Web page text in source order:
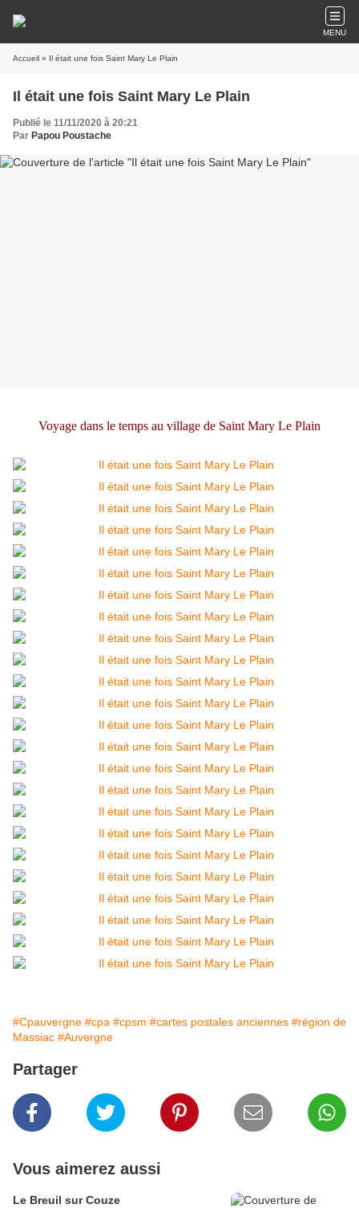
MENU
Accueil » Il était une fois Saint Mary Le Plain
Il était une fois Saint Mary Le Plain
Publié le 11/11/2020 à 20:21
Par Papou Poustache
Voyage dans le temps au village de Saint Mary Le Plain
#Cpauvergne #cpa #cpsm #cartes postales anciennes #région de
Massiac #Auvergne
Partager
Vous aimerez aussi
Le Breuil sur Couze